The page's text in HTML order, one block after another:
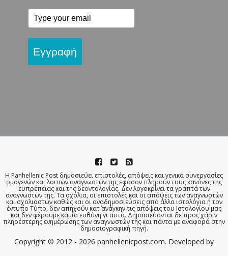
Εγγραφή
Η Panhellenic Post δημοσιεύει επιστολές, απόψεις και γενικά συνεργασίες
ομογενών και λοιπών αναγνωστών της εφόσον πληρούν τους κανόνες της
ευπρέπειας και της δεοντολογίας. Δεν λογοκρίνει τα γραπτά των
αναγνωστών της. Τα σχόλια, οι επιστολές και οι απόψεις των αναγνωστών
και σχολιαστών καθώς και οι αναδημοσιεύσεις από άλλα ιστολόγια ή τον
έντυπο Τύπο, δεν απηχούν κατ΄ ανάγκην τις απόψεις του Ιστολογίου μας
και δεν φέρουμε καμία ευθύνη γι αυτά. Δημοσιεύονται δε προς χάριν
πληρέστερης ενημέρωσης των αναγνωστών της και πάντα με αναφορά στην
δημοσιογραφική πηγή.
Copyright © 2012 - 2026 panhellenicpost.com. Developed by